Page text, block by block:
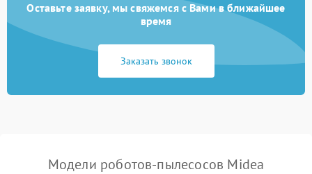
Оставьте заявку, мы свяжемся с Вами в ближайшее
время
Заказать звонок
Модели роботов-пылесосов Midea